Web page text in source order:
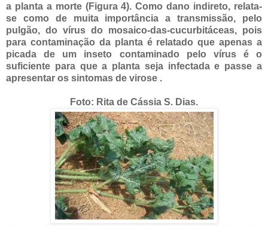
a planta a morte (Figura 4). Como dano indireto, relata-
se como de muita importância a transmissão, pelo
pulgão, do vírus do mosaico-das-cucurbitáceas, pois
para contaminação da planta é relatado que apenas a
picada de um inseto contaminado pelo vírus é o
suficiente para que a planta seja infectada e passe a
apresentar os sintomas de virose .
Foto: Rita de Cássia S. Dias.